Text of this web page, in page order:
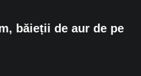
băieții de aur de pe